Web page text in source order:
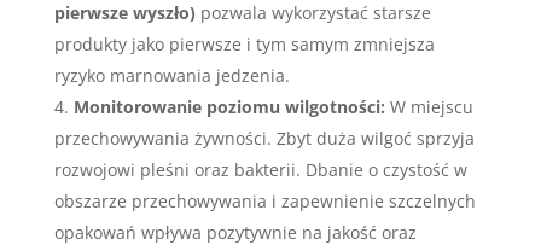
pierwsze wyszło) pozwala wykorzystać starsze
produkty jako pierwsze i tym samym zmniejsza
ryzyko marnowania jedzenia.
Monitorowanie poziomu wilgotności: W miejscu
przechowywania żywności. Zbyt duża wilgoć sprzyja
rozwojowi pleśni oraz bakterii. Dbanie o czystość w
obszarze przechowywania i zapewnienie szczelnych
opakowań wpływa pozytywnie na jakość oraz